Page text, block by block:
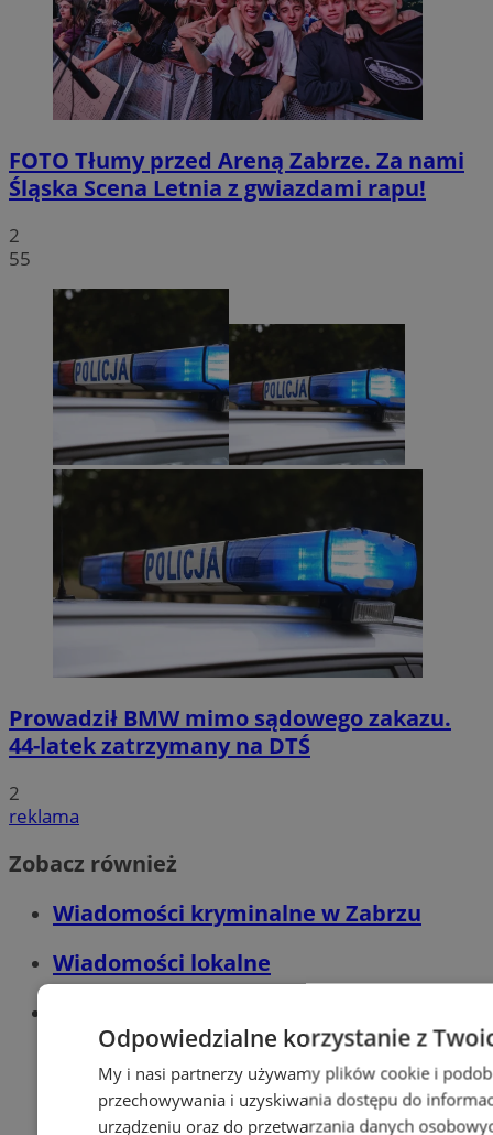
FOTO Tłumy przed Areną Zabrze. Za nami
Śląska Scena Letnia z gwiazdami rapu!
2
55
Prowadził BMW mimo sądowego zakazu.
44-latek zatrzymany na DTŚ
2
reklama
Zobacz również
Wiadomości kryminalne w Zabrzu
Wiadomości lokalne
Odpowiedzialne korzystanie z
My i nasi partnerzy używamy plików cookie i
przechowywania i uzyskiwania dostępu do
urządzeniu oraz do przetwarzania danych